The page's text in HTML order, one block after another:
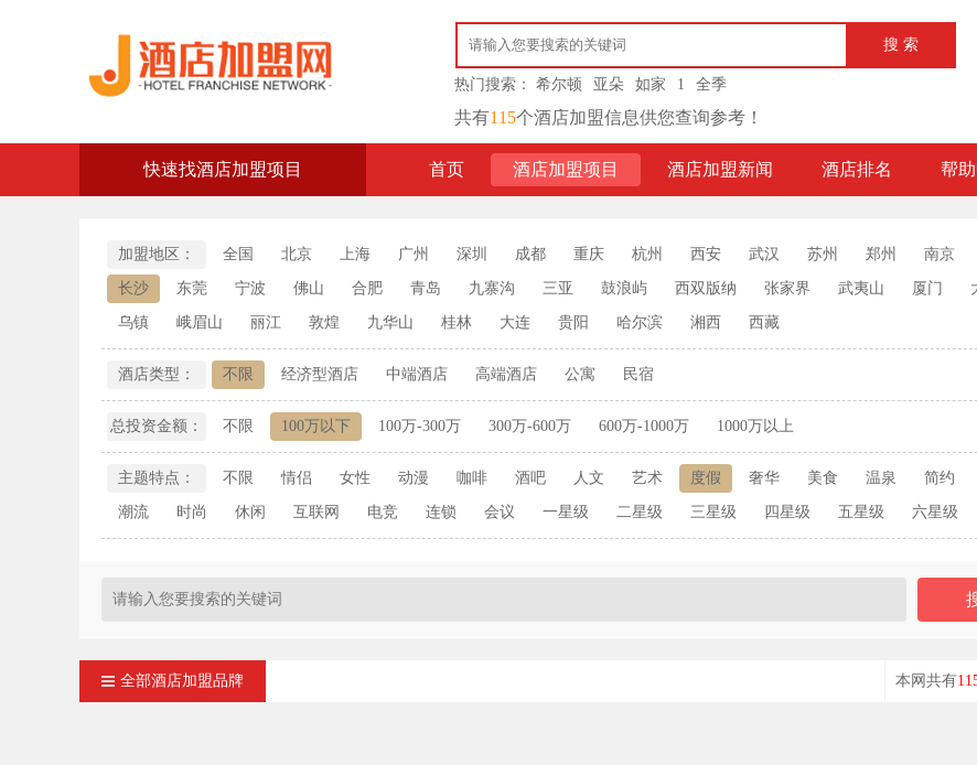
热门搜索： 希尔顿 亚朵 如家 1 全季
共有115个酒店加盟信息供您查询参考！
快速找酒店加盟项目 首页 酒店加盟项目 酒店加盟新闻 酒店排名 帮
加盟地区： 全国 北京 上海 广州 深圳 成都 重庆 杭州 西安 武汉 苏州 郑州 南京
长沙 东莞 宁波 佛山 合肥 青岛 九寨沟 三亚 鼓浪屿 西双版纳 张家界 武夷山 厦门
乌镇 峨眉山 丽江 敦煌 九华山 桂林 大连 贵阳 哈尔滨 湘西 西藏
酒店类型： 不限 经济型酒店 中端酒店 高端酒店 公寓 民宿
总投资金额： 不限 100万以下 100万-300万 300万-600万 600万-1000万 1000万以上
主题特点： 不限 情侣 女性 动漫 咖啡 酒吧 人文 艺术 度假 奢华 美食 温泉 简约
潮流 时尚 休闲 互联网 电竞 连锁 会议 一星级 二星级 三星级 四星级 五星级 六星级
全部酒店加盟品牌 本网共有